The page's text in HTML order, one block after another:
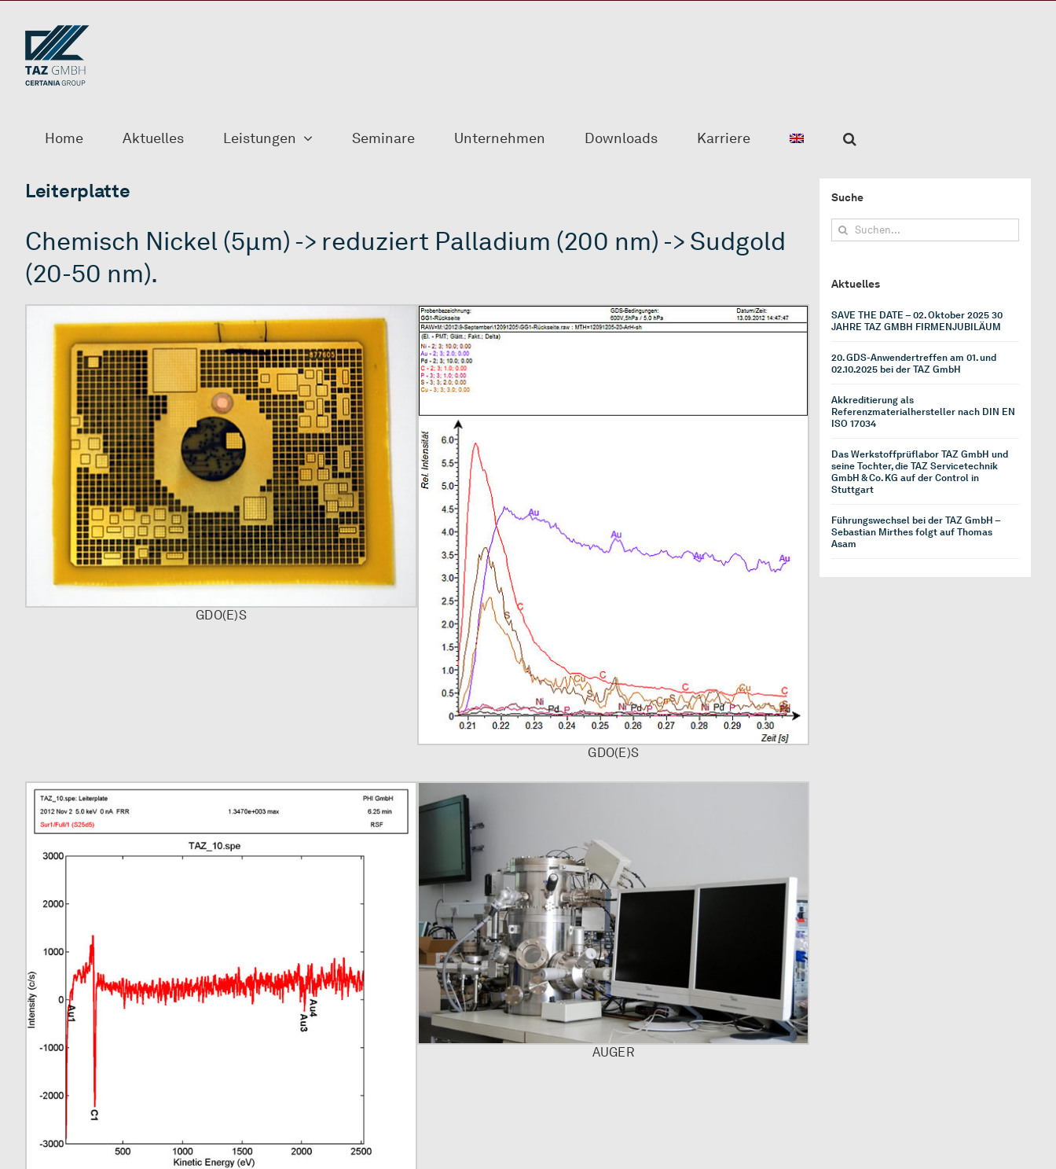
springen
Home Aktuelles Leistungen Seminare Unternehmen Downloads Karriere
Leiterplatte
Chemisch Nickel (5µm) -> reduziert Palladium (200 nm) -> Sudgold
(20-50 nm).
GDO(E)S
GDO(E)S
AUGER
Suche
Suche
nach:
Aktuelles
SAVE THE DATE – 02. Oktober 2025 30
JAHRE TAZ GMBH FIRMENJUBILÄUM
20. GDS-Anwendertreffen am 01. und
02.10.2025 bei der TAZ GmbH
Akkreditierung als
Referenzmaterialhersteller nach DIN EN
ISO 17034
Das Werkstoffprüflabor TAZ GmbH und
seine Tochter, die TAZ Servicetechnik
GmbH & Co. KG auf der Control in
Stuttgart
Führungswechsel bei der TAZ GmbH –
Sebastian Mirthes folgt auf Thomas
Asam